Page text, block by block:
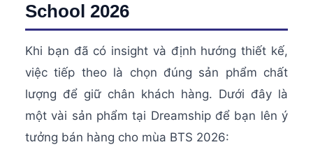
School 2026
Khi bạn đã có insight và định hướng thiết kế,
việc tiếp theo là chọn đúng sản phẩm chất
lượng để giữ chân khách hàng. Dưới đây là
một vài sản phẩm tại Dreamship để bạn lên ý
tưởng bán hàng cho mùa BTS 2026: